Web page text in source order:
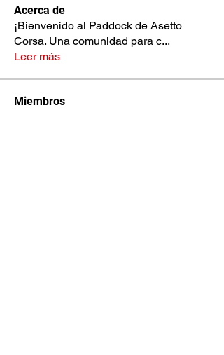
Acerca de
¡Bienvenido al Paddock de Asetto
Corsa. Una comunidad para c...
Leer más
Miembros